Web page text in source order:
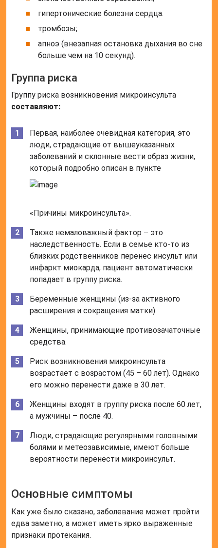
гипертонические болезни сердца.
тромбозы;
апноэ (внезапная остановка дыхания во сне
больше чем на 10 секунд).
Группа риска
Группу риска возникновения микроинсульта
составляют:
Первая, наиболее очевидная категория, это
люди, страдающие от вышеуказанных
заболеваний и склонные вести образ жизни,
который подробно описан в пункте
«Причины микроинсульта».
Также немаловажный фактор – это
наследственность. Если в семье кто-то из
близких родственников перенес инсульт или
инфаркт миокарда, пациент автоматически
попадает в группу риска.
Беременные женщины (из-за активного
расширения и сокращения матки).
Женщины, принимающие противозачаточные
средства.
Риск возникновения микроинсульта
возрастает с возрастом (45 – 60 лет). Однако
его можно перенести даже в 30 лет.
Женщины входят в группу риска после 60 лет,
а мужчины – после 40.
Люди, страдающие регулярными головными
болями и метеозависимые, имеют больше
вероятности перенести микроинсульт.
Основные симптомы
Как уже было сказано, заболевание может пройти
едва заметно, а может иметь ярко выраженные
признаки протекания.